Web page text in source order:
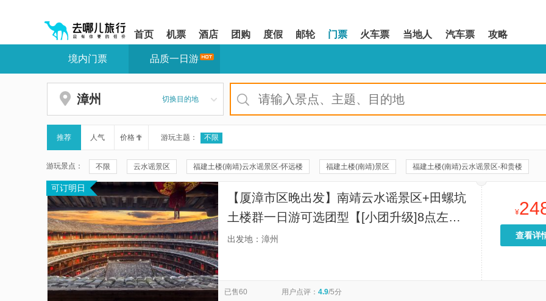
您
站
区,
本
有
6
模
块,
按
下
Tab
键
浏
览
信
首页 机票 酒店 团购 度假 邮轮 门票 火车票 当地人 汽车票 攻略
您
站
区
境内门票 品质一日游
漳州 切换目的地
推荐 人气 价格 游玩主题： 不限
游玩景点： 不限 云水谣景区 福建土楼(南靖)云水谣景区-怀远楼 福建土楼(南靖)景区 福建土楼(南靖)云水谣景区-和贵楼
土楼之光文化园
福建土楼·永定景区-侨福楼 五云楼 塔下村 裕昌楼 钟兴楼 土楼博物馆
漳州古城 田螺坑观景台 德远堂 福建土楼之光博物馆
东山岛 云水谣古镇情人桥 福建土楼非遗技艺传承中心(南靖云水谣)
善庆楼 集庆楼 云水谣古镇
福建天柱山欢乐大世界 金銮湾沙滩
可订明日
【厦漳市区晚出发】南靖云水谣景区+田螺坑
土楼群一日游可选团型【[小团升级]8点左右
岛内酒店接接送/纯玩景区深度游对老人小孩
出发地：漳州
¥
查看详
已售60 用户点评： 4.9/5分